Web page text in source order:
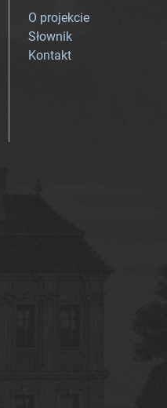
O projekcie
Słownik
Kontakt